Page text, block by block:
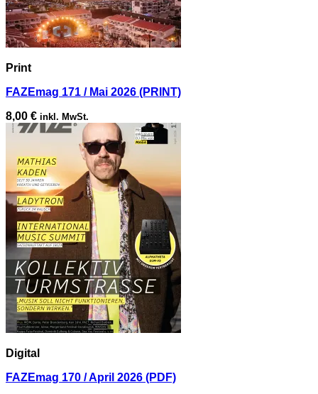
Print
FAZEmag 171 / Mai 2026 (PRINT)
8,00 € inkl. MwSt.
Digital
FAZEmag 170 / April 2026 (PDF)